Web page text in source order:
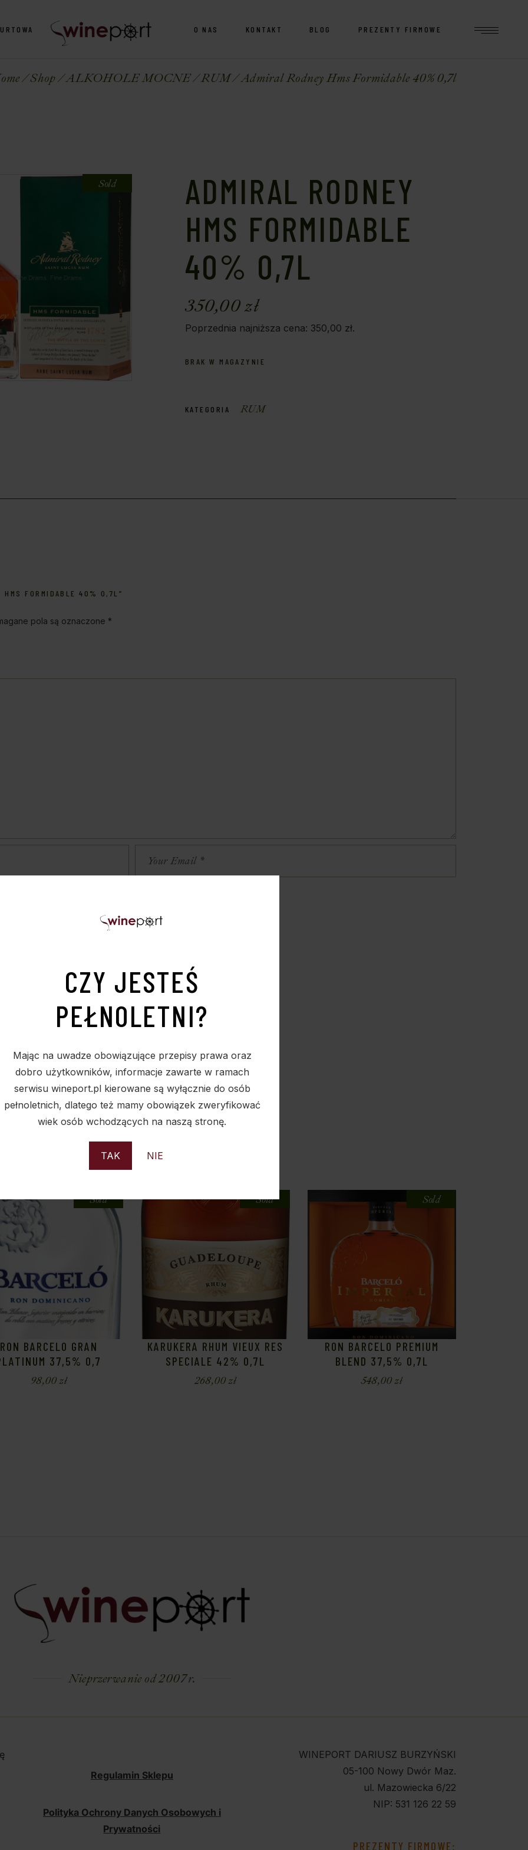
CZY JESTEŚ
PEŁNOLETNI?
Mając na uwadze obowiązujące przepisy prawa oraz
dobro użytkowników, informacje zawarte w ramach
serwisu wineport.pl kierowane są wyłącznie do osób
pełnoletnich, dlatego też mamy obowiązek zweryfikować
wiek osób wchodzących na naszą stronę.
TAK NIE
O NAS KONTAKT BLOG PREZENTY FIRMOWE
Shop ALKOHOLE MOCNE RUM Admiral Rodney Hms Formidable 40% 0,7l
Sold
ADMIRAL RODNEY
HMS FORMIDABLE
40% 0,7L
350,00zł
Poprzednia najniższa cena: 350,00 zł.
BRAK W MAGAZYNIE
KATEGORIA RUM
HMS FORMIDABLE 40% 0,7L”
pola są oznaczone *
PODOBNE PRODUKTY
Sold
RON BARCELO GRAN
37,5% 0,7
98,00zł
Sold
KARUKERA RHUM VIEUX RES
SPECIALE 42% 0,7L
268,00zł
Sold
RON BARCELO PREMIUM
BLEND 37,5% 0,7L
548,00zł
Nieprzerwanie od 2007 r.
Regulamin Sklepu
Polityka Ochrony Danych Osobowych i
Prywatności
WINEPORT DARIUSZ BURZYŃSKI
05-100 Nowy Dwór Maz.
ul. Mazowiecka 6/22
NIP: 531 126 22 59
PREZENTY FIRMOWE: